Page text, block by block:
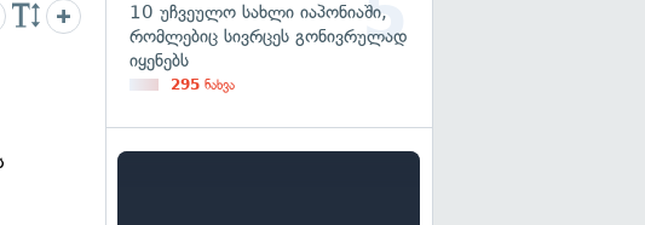
10 უჩვეულო სახლი იაპონიაში,
რომლებიც სივრცეს გონივრულად
იყენებს
295 ნახვა